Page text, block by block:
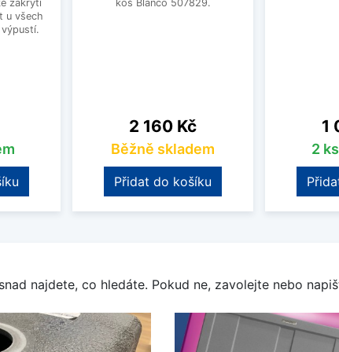
zakrytí
u všech
koš Blanco 507829.
Cena
2 160 Kč
Běžně skladem
Přidat do košíku
1
2
najdete, co hledáte. Pokud ne, zavolejte nebo